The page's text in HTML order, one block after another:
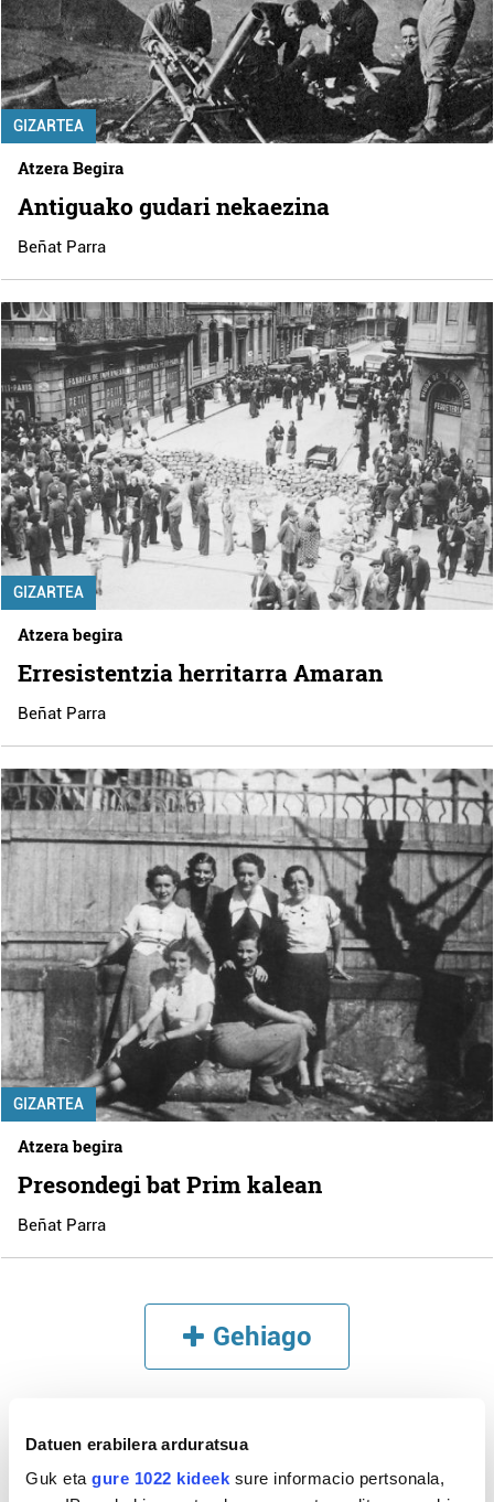
Datuen erabilera arduratsua
Guk eta gure 1022 kideek sure informacio pertsonala,
GIZARTEA
Atzera Begira
Antiguako gudari nekaezina
Beñat Parra
GIZARTEA
Atzera begira
Erresistentzia herritarra Amaran
Beñat Parra
GIZARTEA
Atzera begira
Presondegi bat Prim kalean
Beñat Parra
Gehiago